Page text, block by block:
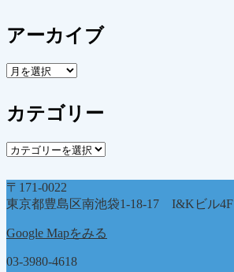
アーカイブ
ア
カ
イ
カテゴリー
カ
ゴ
リ
〒171-0022
東京都豊島区南池袋1-18-17 I&Kビル4F
Google Mapをみる
03-3980-4618